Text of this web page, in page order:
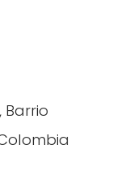
Barrio